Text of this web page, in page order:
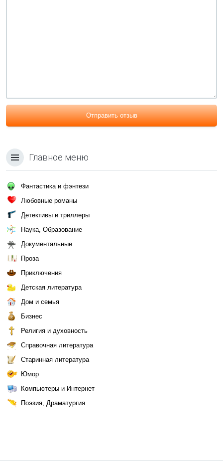
Отправить отзыв
Главное меню
Фантастика и фэнтези
Любовные романы
Детективы и триллеры
Наука, Образование
Документальные
Проза
Приключения
Детская литература
Дом и семья
Бизнес
Религия и духовность
Справочная литература
Старинная литература
Юмор
Компьютеры и Интернет
Поэзия, Драматургия